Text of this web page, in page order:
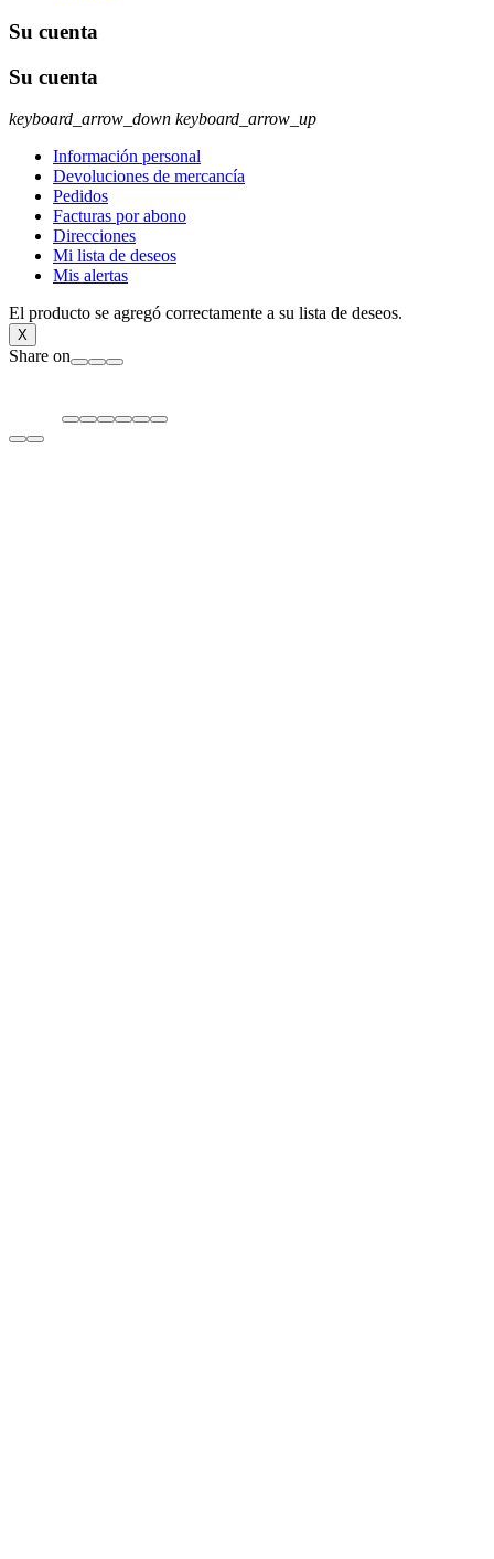
Su cuenta
Su cuenta
keyboard_arrow_down keyboard_arrow_up
Información personal
Devoluciones de mercancía
Pedidos
Facturas por abono
Direcciones
Mi lista de deseos
Mis alertas
El producto se agregó correctamente a su lista de deseos.
X
Share on